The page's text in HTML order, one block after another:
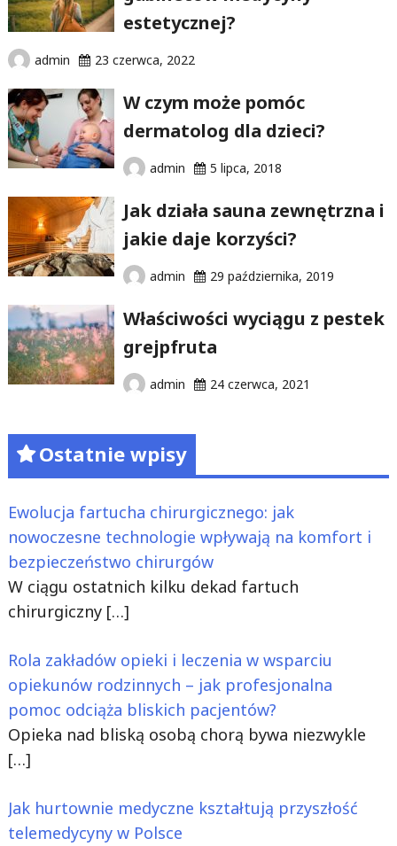
estetycznej?
admin 23 czerwca, 2022
W czym może pomóc
dermatolog dla dzieci?
admin 5 lipca, 2018
Jak działa sauna zewnętrzna i
jakie daje korzyści?
admin 29 października, 2019
Właściwości wyciągu z pestek
grejpfruta
admin 24 czerwca, 2021
Ostatnie wpisy
Ewolucja fartucha chirurgicznego: jak
nowoczesne technologie wpływają na komfort i
bezpieczeństwo chirurgów
W ciągu ostatnich kilku dekad fartuch
chirurgiczny […]
Rola zakładów opieki i leczenia w wsparciu
opiekunów rodzinnych – jak profesjonalna
pomoc odciąża bliskich pacjentów?
Opieka nad bliską osobą chorą bywa niezwykle
[…]
Jak hurtownie medyczne kształtują przyszłość
telemedycyny w Polsce